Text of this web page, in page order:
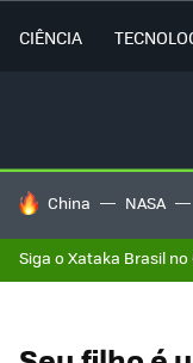
CIÊNCIA
TENDÊNCIAS DO DIA
China NASA
Siga o Xataka Brasil